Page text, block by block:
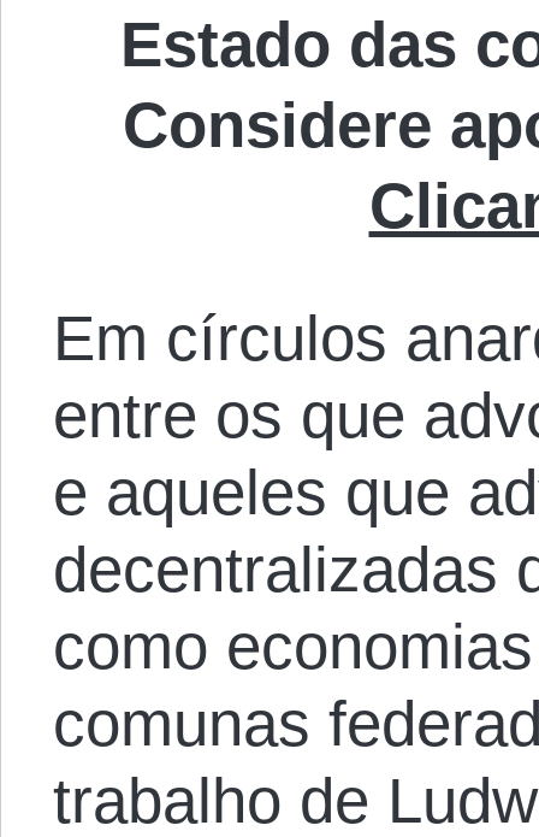
Estado das
Considere
Em círculos
entre os que
e aqueles que
decentralizadas
como
comunas
trabalho de